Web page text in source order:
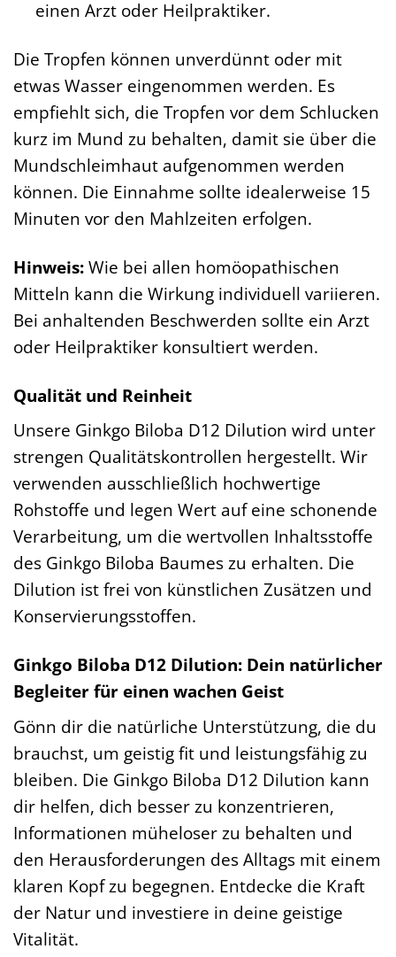
einen Arzt oder Heilpraktiker.
Die Tropfen können unverdünnt oder mit
etwas Wasser eingenommen werden. Es
empfiehlt sich, die Tropfen vor dem Schlucken
kurz im Mund zu behalten, damit sie über die
Mundschleimhaut aufgenommen werden
können. Die Einnahme sollte idealerweise 15
Minuten vor den Mahlzeiten erfolgen.
Hinweis:Wie bei allen homöopathischen
Mitteln kann die Wirkung individuell variieren.
Bei anhaltenden Beschwerden sollte ein Arzt
oder Heilpraktiker konsultiert werden.
Qualität und Reinheit
Unsere Ginkgo Biloba D12 Dilution wird unter
strengen Qualitätskontrollen hergestellt. Wir
verwenden ausschließlich hochwertige
Rohstoffe und legen Wert auf eine schonende
Verarbeitung, um die wertvollen Inhaltsstoffe
des Ginkgo Biloba Baumes zu erhalten. Die
Dilution ist frei von künstlichen Zusätzen und
Konservierungsstoffen.
Ginkgo Biloba D12 Dilution: Dein natürlicher
Begleiter für einen wachen Geist
Gönn dir die natürliche Unterstützung, die du
brauchst, um geistig fit und leistungsfähig zu
bleiben. Die Ginkgo Biloba D12 Dilution kann
dir helfen, dich besser zu konzentrieren,
Informationen müheloser zu behalten und
den Herausforderungen des Alltags mit einem
klaren Kopf zu begegnen. Entdecke die Kraft
der Natur und investiere in deine geistige
Vitalität.